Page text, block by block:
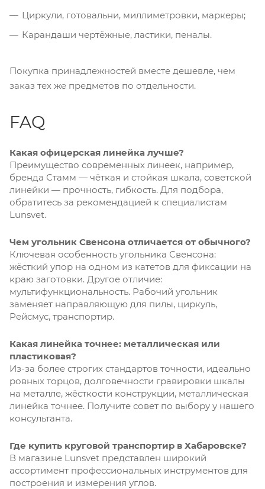
Циркули, готовальни, миллиметровки, маркеры;
Карандаши чертёжные, ластики, пеналы.
Покупка принадлежностей вместе дешевле, чем
заказ тех же предметов по отдельности.
FAQ
Какая офицерская линейка лучше?
Преимущество современных линеек, например,
бренда Стамм — чёткая и стойкая шкала, советской
линейки — прочность, гибкость. Для подбора,
обратитесь за рекомендацией к специалистам
Lunsvet.
Чем угольник Свенсона отличается от обычного?
Ключевая особенность угольника Свенсона:
жёсткий упор на одном из катетов для фиксации на
краю заготовки. Другое отличие:
мультифункциональность. Рабочий угольник
заменяет направляющую для пилы, циркуль,
Рейсмус, транспортир.
Какая линейка точнее: металлическая или
пластиковая?
Из-за более строгих стандартов точности, идеально
ровных торцов, долговечности гравировки шкалы
на металле, жёсткости конструкции, металлическая
линейка точнее. Получите совет по выбору у нашего
консультанта.
Где купить круговой транспортир в Хабаровске?
В магазине Lunsvet представлен широкий
ассортимент профессиональных инструментов для
построения и измерения углов.